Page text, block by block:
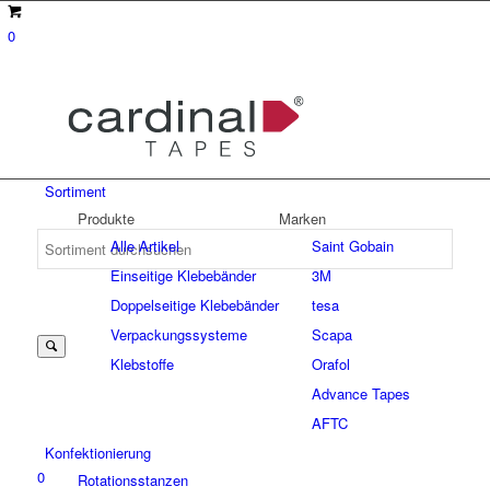
0
0
Sortiment
Produkte
Alle Artikel
Einseitige Klebebänder
Doppelseitige Klebebänder
Verpackungssysteme
Klebstoffe
Marken
Saint Gobain
3M
tesa
Scapa
Orafol
Advance Tapes
AFTC
Konfektionierung
Rotationsstanzen